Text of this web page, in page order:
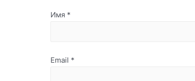
Имя *
Email *